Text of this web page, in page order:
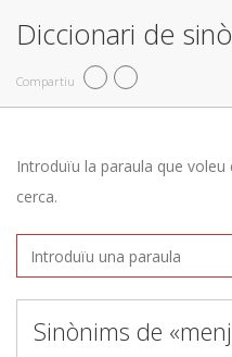
Diccionari de
Compartiu
Introduïu la paraula que
cerca.
Sinònims de